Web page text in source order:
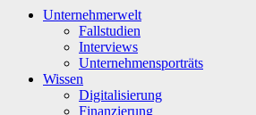
Unternehmerwelt
Fallstudien
Interviews
Unternehmensporträts
Wissen
Digitalisierung
Finanzierung